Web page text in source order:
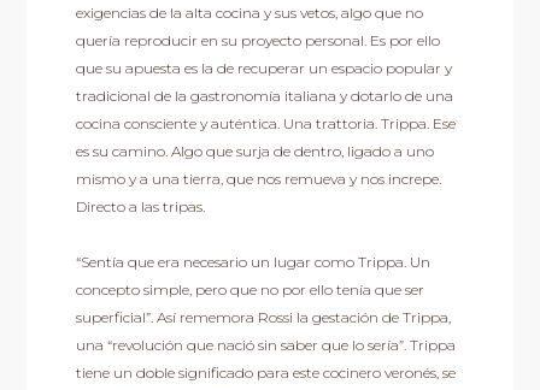
exigencias de la alta cocina y sus vetos, algo que no
quería reproducir en su proyecto personal. Es por ello
que su apuesta es la de recuperar un espacio popular y
tradicional de la gastronomía italiana y dotarlo de una
cocina consciente y auténtica. Una trattoria. Trippa. Ese
es su camino. Algo que surja de dentro, ligado a uno
mismo y a una tierra, que nos remueva y nos increpe.
Directo a las tripas.
“Sentía que era necesario un lugar como Trippa. Un
concepto simple, pero que no por ello tenía que ser
superficial”. Así rememora Rossi la gestación de Trippa,
una “revolución que nació sin saber que lo sería”. Trippa
tiene un doble significado para este cocinero veronés, se